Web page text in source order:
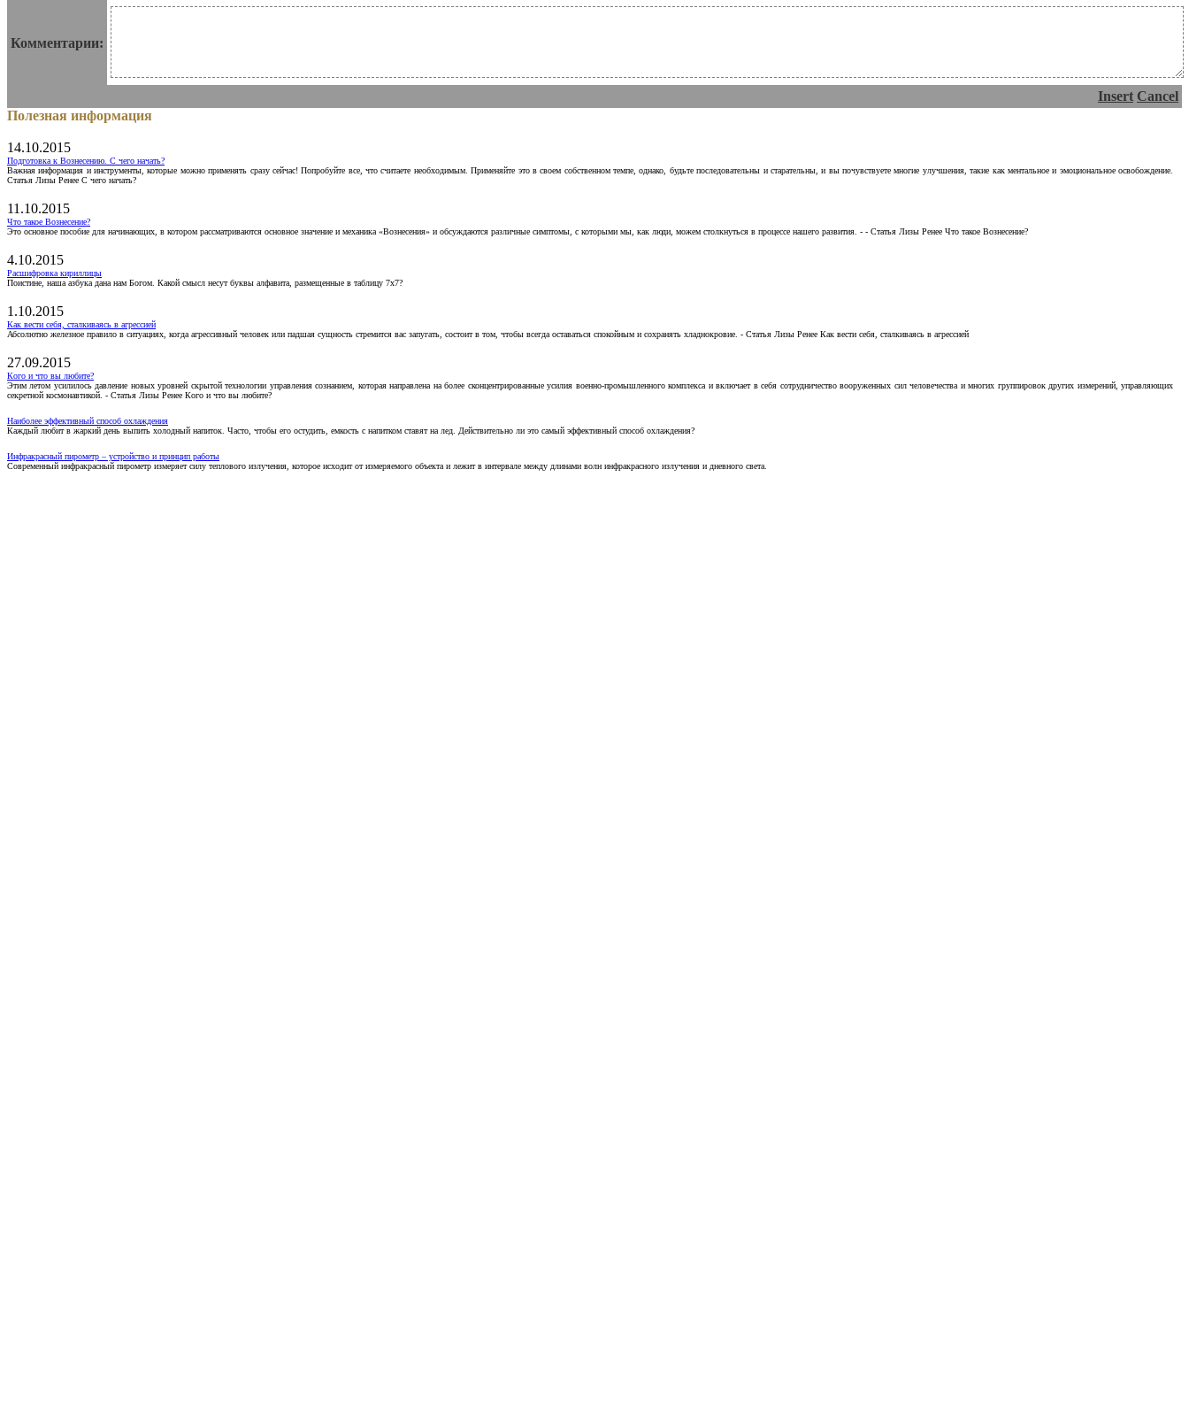
Комментарии:
Insert Cancel
Полезная информация
14.10.2015
Подготовка к Вознесению. С чего начать?
Важная информация и инструменты, которые можно применять сразу сейчас! Попробуйте все, что считаете необходимым. Применяйте это в своем собственном темпе, однако, будьте последовательны и старательны, и вы почувствуете многие улучшения, такие как ментальное и эмоциональное освобождение.
Статья Лизы Ренее С чего начать?
11.10.2015
Что такое Вознесение?
Это основное пособие для начинающих, в котором рассматриваются основное значение и механика «Вознесения» и обсуждаются различные симптомы, с которыми мы, как люди, можем столкнуться в процессе нашего развития. - - Статья Лизы Ренее Что такое Вознесение?
4.10.2015
Расшифровка кириллицы
Поистине, наша азбука дана нам Богом. Какой смысл несут буквы алфавита, размещенные в таблицу 7х7?
1.10.2015
Как вести себя, сталкиваясь в агрессией
Абсолютно железное правило в ситуациях, когда агрессивный человек или падшая сущность стремится вас запугать, состоит в том, чтобы всегда оставаться спокойным и сохранять хладнокровие. - Статья Лизы Ренее Как вести себя, сталкиваясь в агрессией
27.09.2015
Кого и что вы любите?
Этим летом усилилось давление новых уровней скрытой технологии управления сознанием, которая направлена на более сконцентрированные усилия военно-промышленного комплекса и включает в себя сотрудничество вооруженных сил человечества и многих группировок других измерений, управляющих
секретной космонавтикой. - Статья Лизы Ренее Кого и что вы любите?
Наиболее эффективный способ охлаждения
Каждый любит в жаркий день выпить холодный напиток. Часто, чтобы его остудить, емкость с напитком ставят на лед. Действительно ли это самый эффективный способ охлаждения?
Инфракрасный пирометр – устройство и принцип работы
Современный инфракрасный пирометр измеряет силу теплового излучения, которое исходит от измеряемого объекта и лежит в интервале между длинами волн инфракрасного излучения и дневного света.